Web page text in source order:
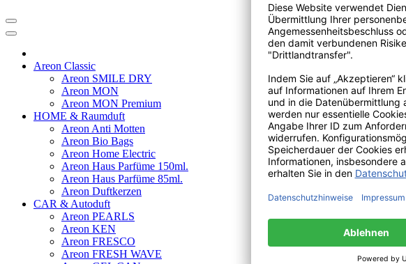
Areon Classic
Areon SMILE DRY
Areon MON
Areon MON Premium
HOME & Raumduft
Areon Anti Motten
Areon Bio Bags
Areon Home Electric
Areon Haus Parfüme 150ml.
Areon Haus Parfüme 85ml.
Areon Duftkerzen
CAR & Autoduft
Areon PEARLS
Areon KEN
Areon FRESCO
Areon FRESH WAVE